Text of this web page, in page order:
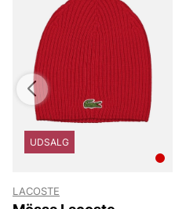
UDSALG
LACOSTE